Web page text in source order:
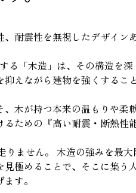
耐震性を無視したデザイン
る「木造」は、その構造を深
えながら建物を強くするこ
木が持つ本来の温もりや柔
ための『高い耐震・断熱性能
ません。 木造の強みを最大
極めることで、そこに集う
す。